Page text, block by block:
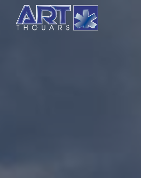
Panneau de gestion des cookies